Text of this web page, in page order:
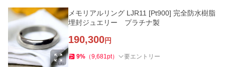
メモリアルリング LJR11 [Pt900] 完全防水樹脂
埋封ジュエリー プラチナ製
190,300円
9% （9,681pt） 要エントリー